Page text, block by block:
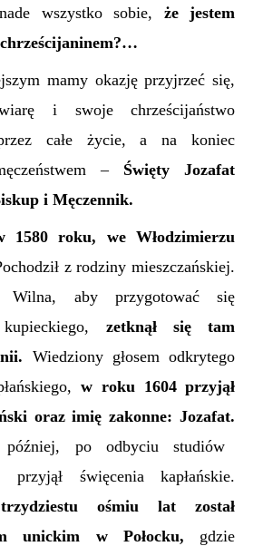
wszystko sobie, że jestem
mamy okazję przyjrzeć się,
i swoje chrześcijaństwo
całe życie, a na koniec
– Święty Jozafat
i Męczennik.
1580 roku, we Włodzimierzu
z rodziny mieszczańskiej.
Wilna, aby przygotować się
zetknął się tam
Wiedziony głosem odkrytego
w roku 1604 przyjął
oraz imię zakonne: Jozafat.
po odbyciu studiów
przyjął święcenia kapłańskie.
ośmiu lat został
unickim w Połocku, gdzie